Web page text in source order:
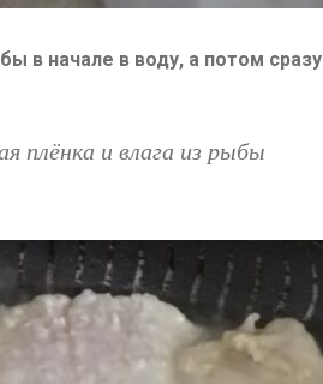
в начале в воду, а потом сразу
плёнка и влага из рыбы